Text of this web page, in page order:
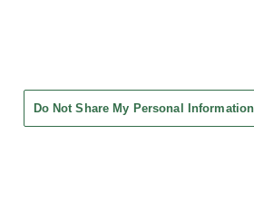
Do Not Share My Personal Information